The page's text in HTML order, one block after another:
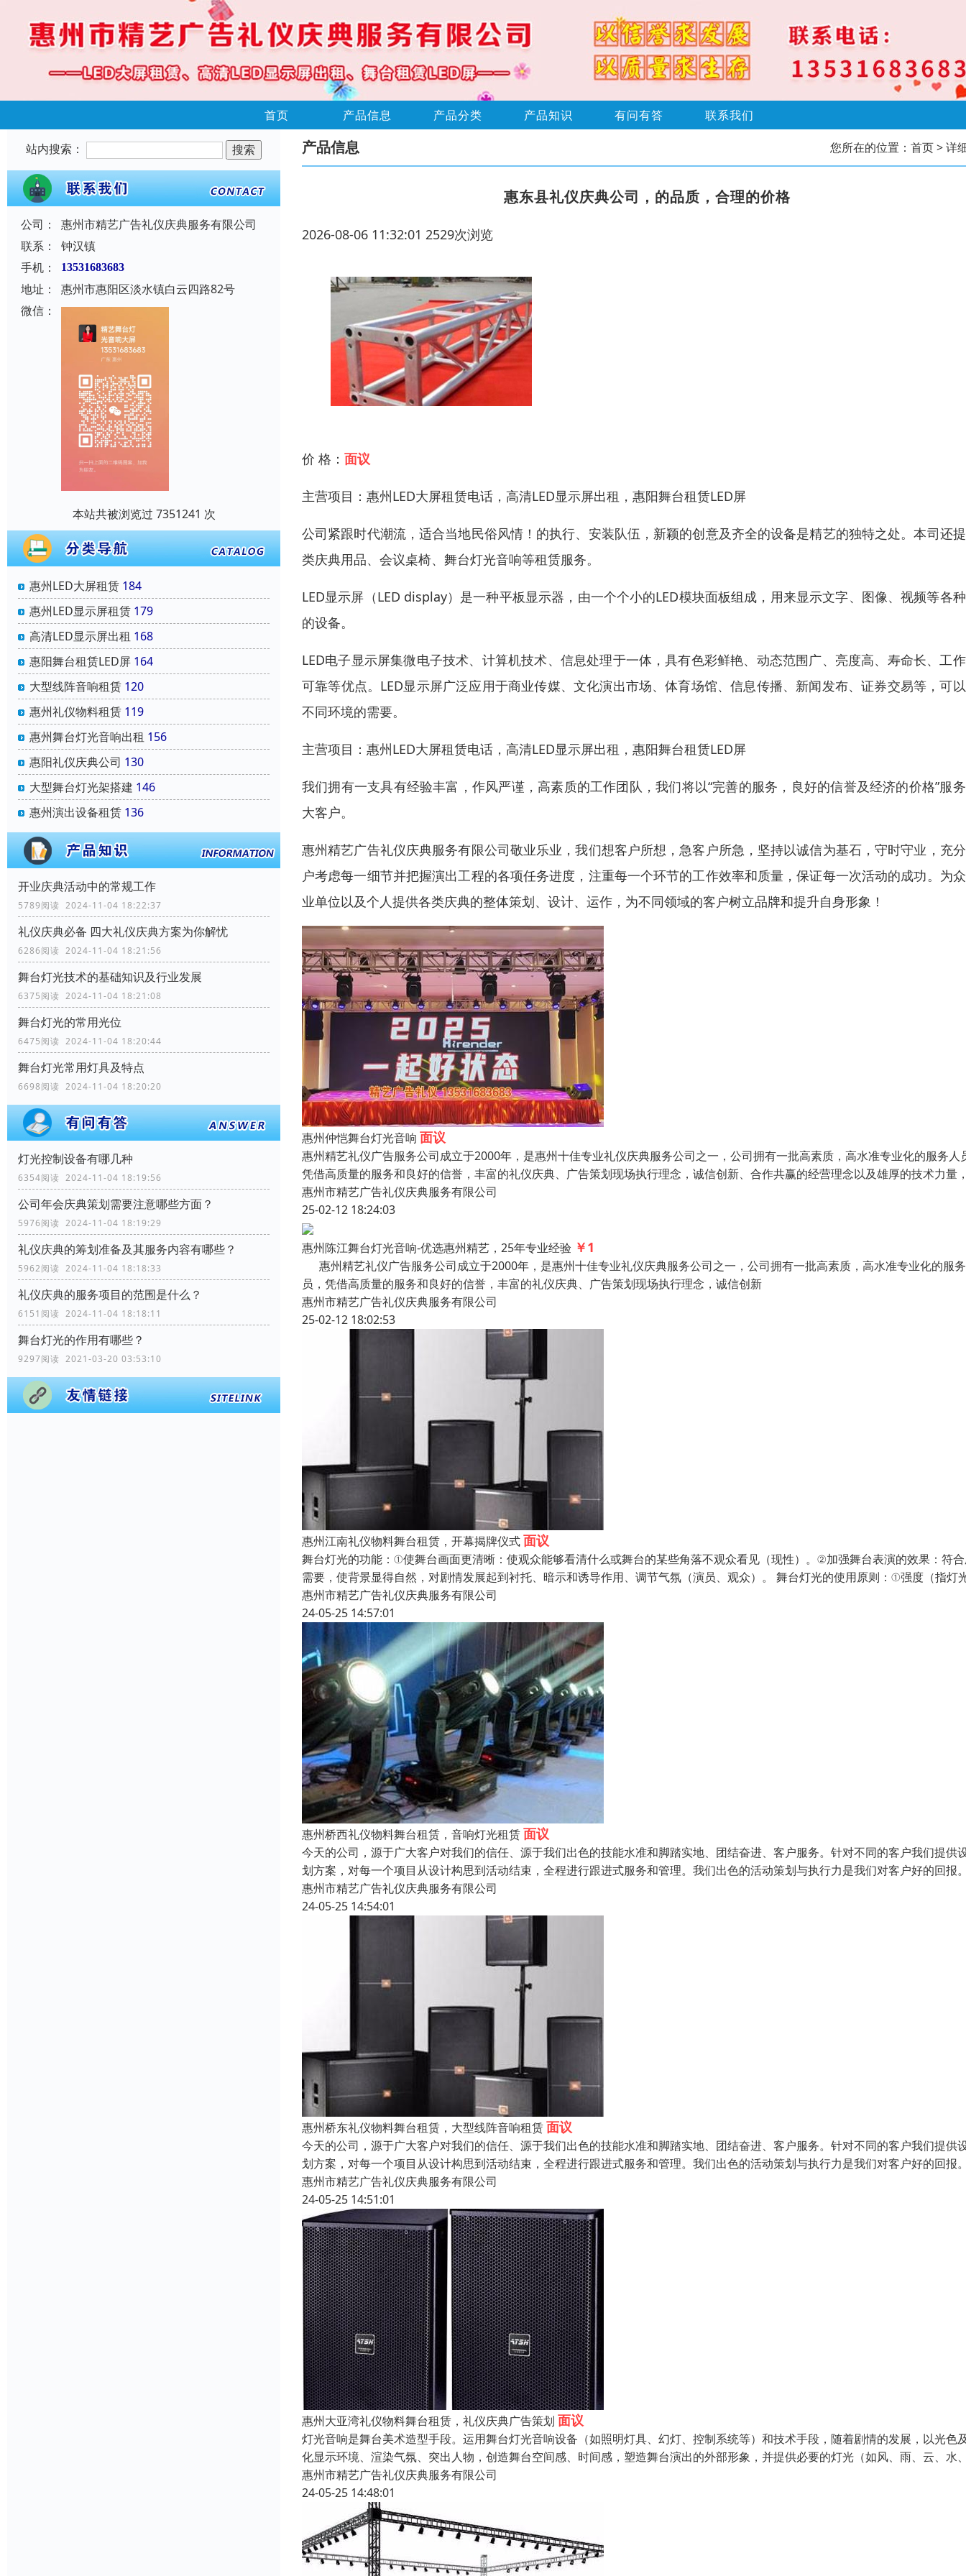
首页 产品信息 产品分类 产品知识 有问有答 联系我们
站内搜索：
公司：
惠州市精艺广告礼仪庆典服务有限公司
联系：
钟汉镇
手机：
13531683683
地址：
惠州市惠阳区淡水镇白云四路82号
微信：
本站共被浏览过 7351241 次
惠州LED大屏租赁 184
惠州LED显示屏租赁 179
高清LED显示屏出租 168
惠阳舞台租赁LED屏 164
大型线阵音响租赁 120
惠州礼仪物料租赁 119
惠州舞台灯光音响出租 156
惠阳礼仪庆典公司 130
大型舞台灯光架搭建 146
惠州演出设备租赁 136
开业庆典活动中的常规工作
5789阅读 2024-11-04 18:22:37
礼仪庆典必备 四大礼仪庆典方案为你解忧
6286阅读 2024-11-04 18:21:56
舞台灯光技术的基础知识及行业发展
6375阅读 2024-11-04 18:21:08
舞台灯光的常用光位
6475阅读 2024-11-04 18:20:44
舞台灯光常用灯具及特点
6698阅读 2024-11-04 18:20:20
灯光控制设备有哪几种
6354阅读 2024-11-04 18:19:56
公司年会庆典策划需要注意哪些方面？
5976阅读 2024-11-04 18:19:29
礼仪庆典的筹划准备及其服务内容有哪些？
5962阅读 2024-11-04 18:18:33
礼仪庆典的服务项目的范围是什么？
6151阅读 2024-11-04 18:18:11
舞台灯光的作用有哪些？
9297阅读 2021-03-20 03:53:10
产品信息 您所在的位置： 首页> 详
惠东县礼仪庆典公司，的品质，合理的价格
2026-08-06 11:32:01 2529次浏览
价 格： 面议
主营项目：惠州LED大屏租赁电话，高清LED显示屏出租，惠阳舞台租赁LED屏
公司紧跟时代潮流，适合当地民俗风情！的执行、安装队伍，新颖的创意及齐全的设备是精艺的独特之处。本司还
类庆典用品、会议桌椅、舞台灯光音响等租赁服务。
LED显示屏（LED display）是一种平板显示器，由一个个小的LED模块面板组成，用来显示文字、图像、视频等各
的设备。
LED电子显示屏集微电子技术、计算机技术、信息处理于一体，具有色彩鲜艳、动态范围广、亮度高、寿命长、工
可靠等优点。LED显示屏广泛应用于商业传媒、文化演出市场、体育场馆、信息传播、新闻发布、证券交易等，可
不同环境的需要。
主营项目：惠州LED大屏租赁电话，高清LED显示屏出租，惠阳舞台租赁LED屏
我们拥有一支具有经验丰富，作风严谨，高素质的工作团队，我们将以“完善的服务，良好的信誉及经济的价格”服
大客户。
惠州精艺广告礼仪庆典服务有限公司敬业乐业，我们想客户所想，急客户所急，坚持以诚信为基石，守时守业，充
户考虑每一细节并把握演出工程的各项任务进度，注重每一个环节的工作效率和质量，保证每一次活动的成功。为
业单位以及个人提供各类庆典的整体策划、设计、运作，为不同领域的客户树立品牌和提升自身形象！
惠州仲恺舞台灯光音响 面议
惠州精艺礼仪广告服务公司成立于2000年，是惠州十佳专业礼仪庆典服务公司之一，公司拥有一批高素质，高水准专业化的服务人
凭借高质量的服务和良好的信誉，丰富的礼仪庆典、广告策划现场执行理念，诚信创新、合作共赢的经营理念以及雄厚的技术力量
惠州市精艺广告礼仪庆典服务有限公司
25-02-12 18:24:03
惠州陈江舞台灯光音响-优选惠州精艺，25年专业经验 ￥1
惠州精艺礼仪广告服务公司成立于2000年，是惠州十佳专业礼仪庆典服务公司之一，公司拥有一批高素质，高水准专业化的服
员，凭借高质量的服务和良好的信誉，丰富的礼仪庆典、广告策划现场执行理念，诚信创新
惠州市精艺广告礼仪庆典服务有限公司
25-02-12 18:02:53
惠州江南礼仪物料舞台租赁，开幕揭牌仪式面议
舞台灯光的功能：①使舞台画面更清晰：使观众能够看清什么或舞台的某些角落不观众看见（现性）。②加强舞台表演的效果：符
需要，使背景显得自然，对剧情发展起到衬托、暗示和诱导作用、调节气氛（演员、观众）。 舞台灯光的使用原则：①强度（指灯
惠州市精艺广告礼仪庆典服务有限公司
24-05-25 14:57:01
惠州桥西礼仪物料舞台租赁，音响灯光租赁面议
今天的公司，源于广大客户对我们的信任、源于我们出色的技能水准和脚踏实地、团结奋进、客户服务。针对不同的客户我们提供
划方案，对每一个项目从设计构思到活动结束，全程进行跟进式服务和管理。我们出色的活动策划与执行力是我们对客户好的回报
惠州市精艺广告礼仪庆典服务有限公司
24-05-25 14:54:01
惠州桥东礼仪物料舞台租赁，大型线阵音响租赁面议
今天的公司，源于广大客户对我们的信任、源于我们出色的技能水准和脚踏实地、团结奋进、客户服务。针对不同的客户我们提供
划方案，对每一个项目从设计构思到活动结束，全程进行跟进式服务和管理。我们出色的活动策划与执行力是我们对客户好的回报
惠州市精艺广告礼仪庆典服务有限公司
24-05-25 14:51:01
惠州大亚湾礼仪物料舞台租赁，礼仪庆典广告策划 面议
灯光音响是舞台美术造型手段。运用舞台灯光音响设备（如照明灯具、幻灯、控制系统等）和技术手段，随着剧情的发展，以光色
化显示环境、渲染气氛、突出人物，创造舞台空间感、时间感，塑造舞台演出的外部形象，并提供必要的灯光（如风、雨、云、水
惠州市精艺广告礼仪庆典服务有限公司
24-05-25 14:48:01